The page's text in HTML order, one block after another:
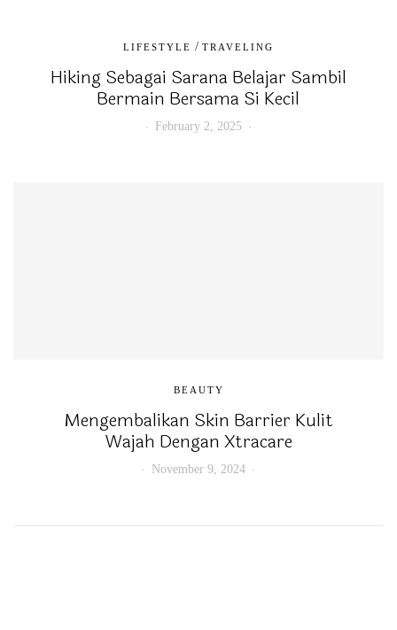
LIFESTYLE / TRAVELING
Hiking Sebagai Sarana Belajar Sambil
Bermain Bersama Si Kecil
February 2, 2025
BEAUTY
Mengembalikan Skin Barrier Kulit
Wajah Dengan Xtracare
November 9, 2024